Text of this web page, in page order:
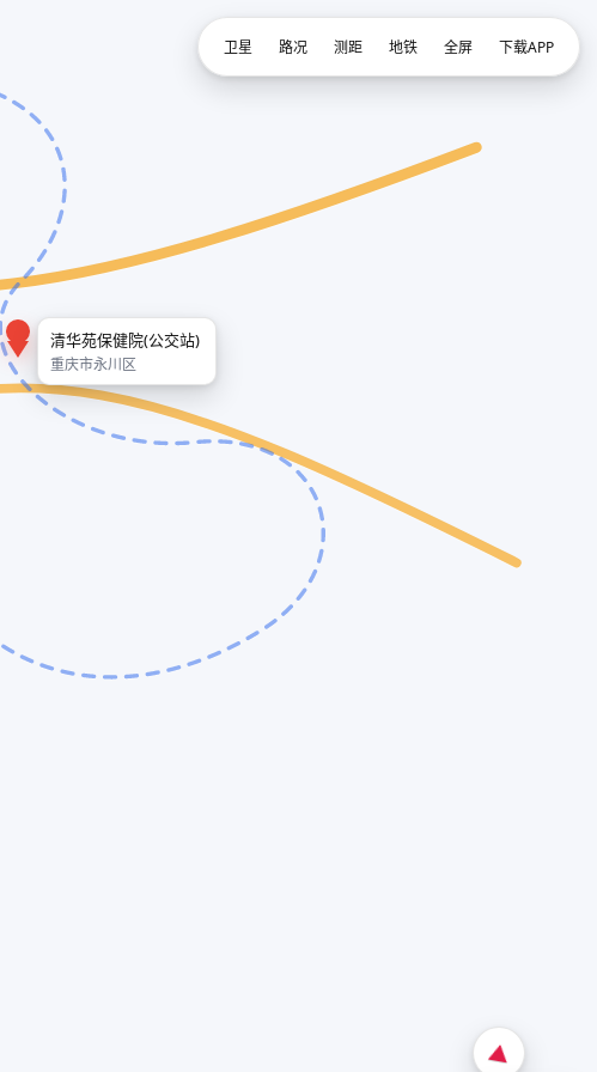
清华苑保健院(公交站)
重庆市永川区
卫星 路况 测距 地铁 全屏 下载APP